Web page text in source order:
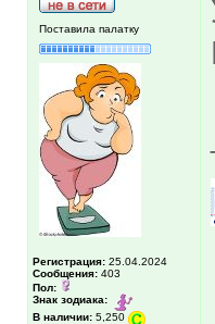
Поставила палатку
Регистрация: 25.04.2024
Сообщения: 403
Пол:
Знак зодиака:
В наличии: 5,250